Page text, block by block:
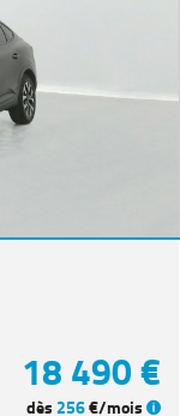
18 490 €
dès 256€/mois